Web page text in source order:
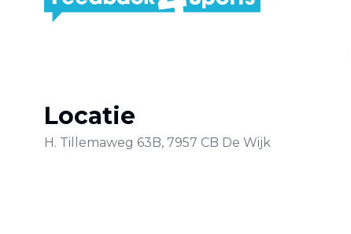
Locatie
H. Tillemaweg 63B, 7957 CB De Wijk